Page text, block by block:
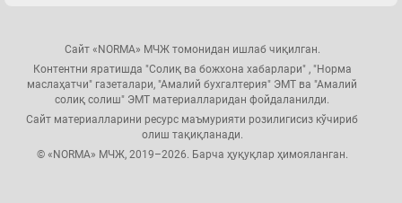
Сайт «NORMA» МЧЖ томонидан ишлаб чиқилган.
Контентни яратишда "Солиқ ва божхона хабарлари" , "Норма
маслаҳатчи" газеталари, "Амалий бухгалтерия" ЭМТ ва "Амалий
солиқ солиш" ЭМТ материалларидан фойдаланилди.
Сайт материалларини ресурс маъмурияти розилигисиз кўчириб
олиш тақиқланади.
© «NORMA» МЧЖ, 2019–2026. Барча ҳуқуқлар ҳимояланган.